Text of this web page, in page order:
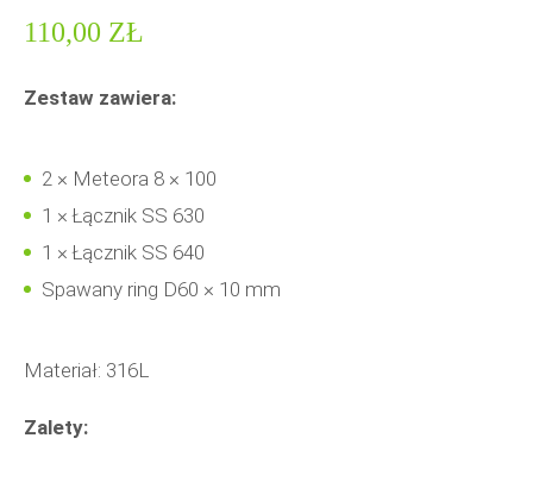
110,00 ZŁ
Zestaw zawiera:
2 × Meteora 8 × 100
1 × Łącznik SS 630
1 × Łącznik SS 640
Spawany ring D60 × 10 mm
Materiał: 316L
Zalety: